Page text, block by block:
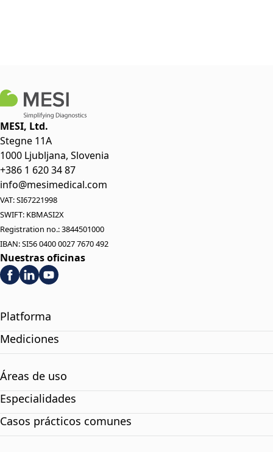
MESI, Ltd.
Stegne 11A
1000 Ljubljana, Slovenia
+386 1 620 34 87
info@mesimedical.com
VAT: SI67221998
SWIFT: KBMASI2X
Registration no.: 3844501000
IBAN: SI56 0400 0027 7670 492
Nuestras oficinas
Platforma
Mediciones
Áreas de uso
Especialidades
Casos prácticos comunes